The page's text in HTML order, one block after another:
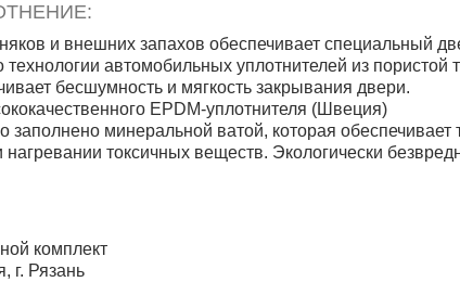
и внешних запахов обеспечивает специальный
технологии автомобильных уплотнителей из пористой
бесшумность и мягкость закрывания двери.
EPDM-уплотнителя (Швеция)
заполнено минеральной ватой, которая обеспечивает
нагревании токсичных веществ. Экологически
комплект
г. Рязань